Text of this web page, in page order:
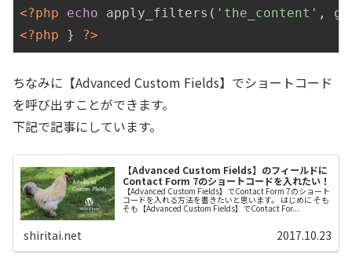
<?php
echo apply_filters( 'the_content' ,
<?php } ?>
ちなみに【Advanced Custom Fields】でショートコード
を呼び出すことができます。
下記で記事にしています。
【Advanced Custom Fields】のフィールドに
Contact Form 7のショートコードを入れたい！
【Advanced Custom Fields】でContact Form 7のショート
コードを入れる方法を書きたいと思います。 はじめに そも
そも【Advanced Custom Fields】でContact For...
shiritai.net 2017.10.23